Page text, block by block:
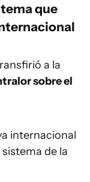
que
a la
sobre el
internacional
de la